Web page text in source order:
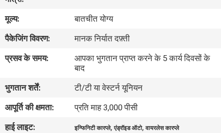
भ्रमण
गुणवत्ता
नियंत्रण
संपर्क
करें
मूल्य:
बातचीत योग्य
पैकेजिंग विवरण:
मानक निर्यात दफ़्ती
प्रसव के समय:
आपका भुगतान प्राप्त करने के 5 कार्य दिवसों के
बाद
भुगतान शर्तें:
टी/टी या वेस्टर्न यूनियन
आपूर्ति की क्षमता:
प्रति माह 3,000 पीसी
हाई लाइट:
इन्फिनिटी कारप्ले,एंड्रॉइड ऑटो,वायरलेस कारप्ले